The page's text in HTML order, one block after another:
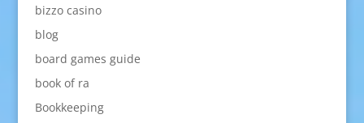
bizzo casino
blog
board games guide
book of ra
Bookkeeping